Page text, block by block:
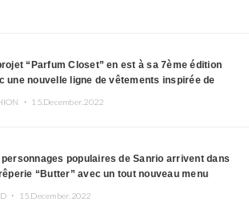
“Parfum Closet” en est à sa 7ème édition
une nouvelle ligne de vêtements inspirée de
・ 15.December.2022
populaires de Sanrio arrivent dans
“Butter” avec un tout nouveau menu
・ 15.December.2022